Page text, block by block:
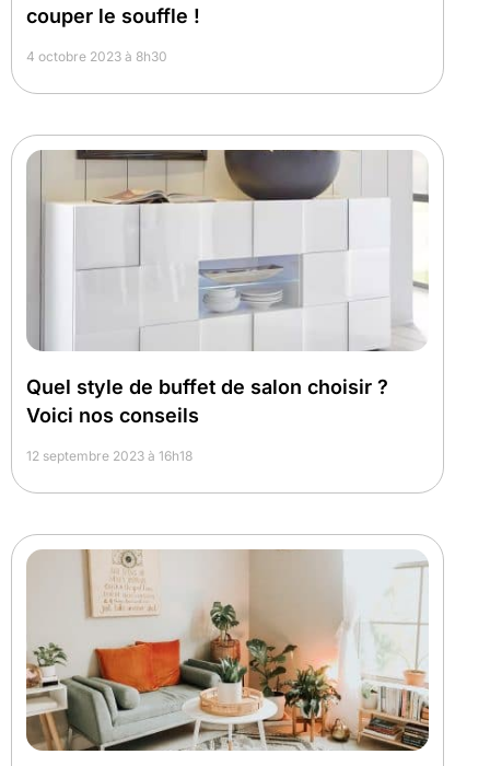
couper le souffle !
4 octobre 2023 à 8h30
Quel style de buffet de salon choisir ?
Voici nos conseils
12 septembre 2023 à 16h18